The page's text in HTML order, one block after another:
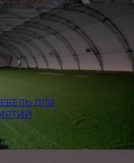
ДЛЯ